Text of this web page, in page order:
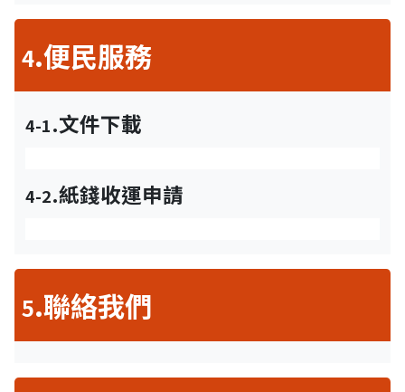
4.便民服務
4-1.文件下載
4-2.紙錢收運申請
5.聯絡我們